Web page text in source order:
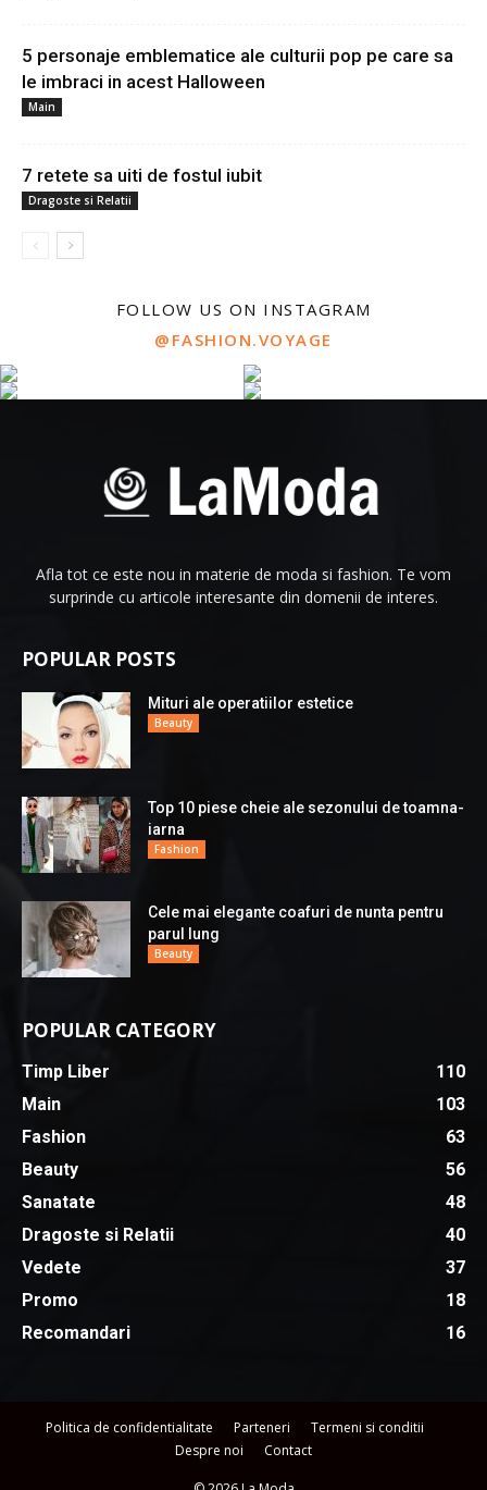
5 personaje emblematice ale culturii pop pe care sa
le imbraci in acest Halloween
Main
7 retete sa uiti de fostul iubit
Dragoste si Relatii
FOLLOW US ON INSTAGRAM
@FASHION.VOYAGE
Afla tot ce este nou in materie de moda si fashion. Te vom
surprinde cu articole interesante din domenii de interes.
POPULAR POSTS
Mituri ale operatiilor estetice
Beauty
Top 10 piese cheie ale sezonului de toamna-
iarna
Fashion
Cele mai elegante coafuri de nunta pentru
parul lung
Beauty
POPULAR CATEGORY
Timp Liber
110
Main
103
Fashion
63
Beauty
56
Sanatate
48
Dragoste si Relatii
40
Vedete
37
Promo
18
Recomandari
16
Politica de confidentialitate Parteneri
Termeni si conditii
Despre noi
Contact